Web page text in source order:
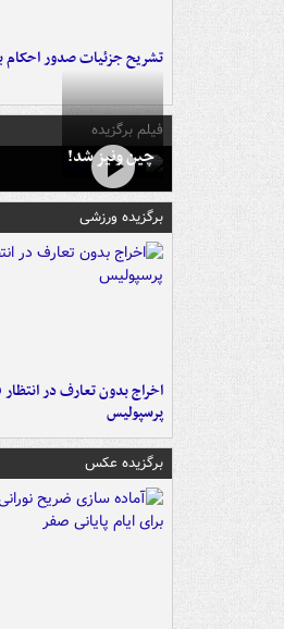
تشریح جزئیات صدور احکام
فیلم برگزیده
چین ونیز شد!
برگزیده ورزشی
اخراج بدون تعارف در
پرسپولیس
برگزیده عکس